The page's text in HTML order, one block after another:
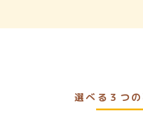
選べる３つ